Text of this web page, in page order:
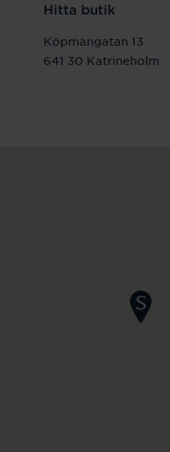
Hitta butik
Köpmangatan 13
641 30 Katrineholm